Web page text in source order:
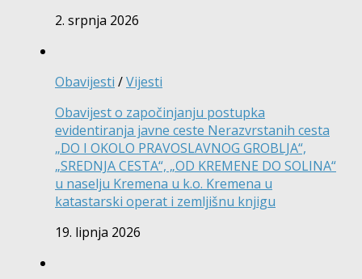
2. srpnja 2026
Obavijesti /Vijesti
Obavijest o započinjanju postupka
evidentiranja javne ceste Nerazvrstanih cesta
„DO I OKOLO PRAVOSLAVNOG GROBLJA“,
„SREDNJA CESTA“, „OD KREMENE DO SOLINA“
u naselju Kremena u k.o. Kremena u
katastarski operat i zemljišnu knjigu
19. lipnja 2026